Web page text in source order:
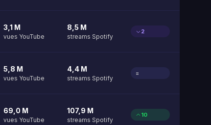
3,1 M
vues YouTube
8,5 M
streams Spotify
2
5,8 M
vues YouTube
4,4 M
streams Spotify
=
69,0 M
vues YouTube
107,9 M
streams Spotify
10